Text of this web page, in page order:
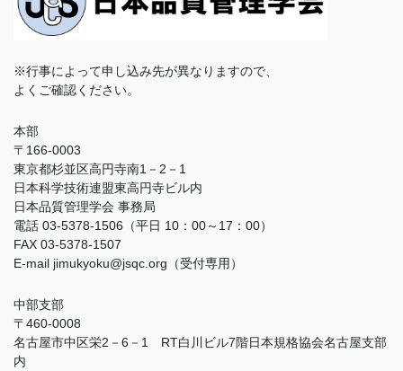
※行事によって申し込み先が異なりますので、
よくご確認ください。
本部
〒166-0003
東京都杉並区高円寺南1－2－1
日本科学技術連盟東高円寺ビル内
日本品質管理学会 事務局
電話 03-5378-1506（平日 10：00～17：00）
FAX 03-5378-1507
E-mail jimukyoku@jsqc.org（受付専用）
中部支部
〒460-0008
名古屋市中区栄2－6－1 RT白川ビル7階日本規格協会名古屋支部
内